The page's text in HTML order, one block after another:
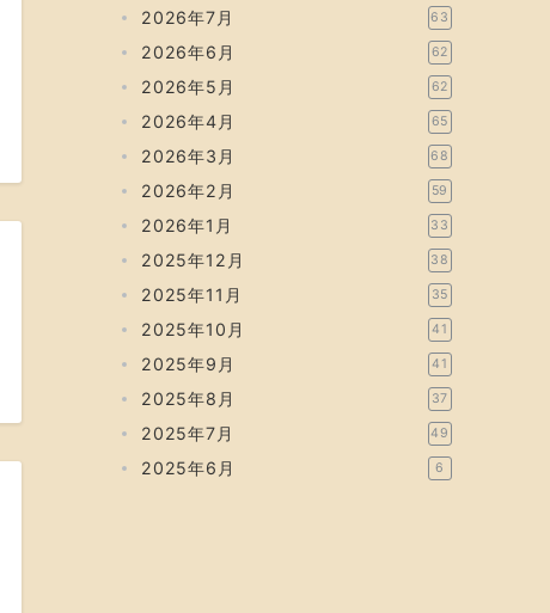
2026年7月 63
2026年6月 62
2026年5月 62
2026年4月 65
2026年3月 68
2026年2月 59
2026年1月 33
2025年12月 38
2025年11月 35
2025年10月 41
2025年9月 41
2025年8月 37
2025年7月 49
2025年6月 6